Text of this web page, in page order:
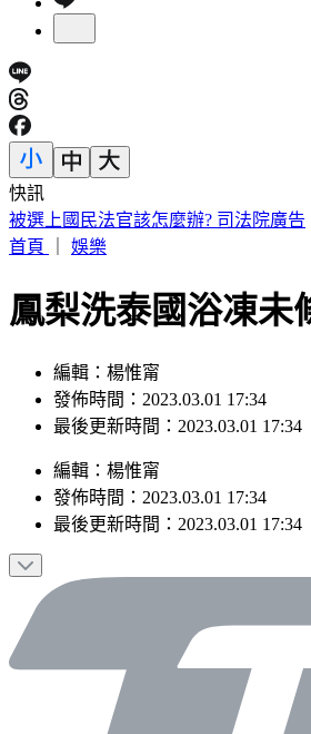
快訊
白海豚海警範圍擴大！全台炸「紫爆致
首頁
娛樂
鳳梨洗泰國浴凍
編輯：楊惟甯
發佈時間：2023.03.01 17:34
最後更新時間：2023.03.01 17:34
編輯 ： 楊惟甯
發佈時間： 2023.03.01 17:34
最後更新時間： 2023.03.01 17:34